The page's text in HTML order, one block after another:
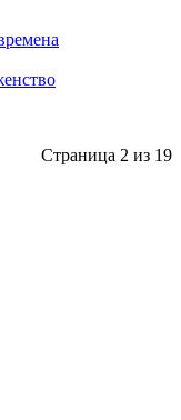
Страница 2 из 19